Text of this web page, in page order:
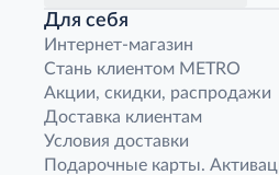
Для себя
Интернет-магазин
Стань клиентом METRO
Акции, скидки, распродажи
Доставка клиентам
Условия доставки
Подарочные карты.